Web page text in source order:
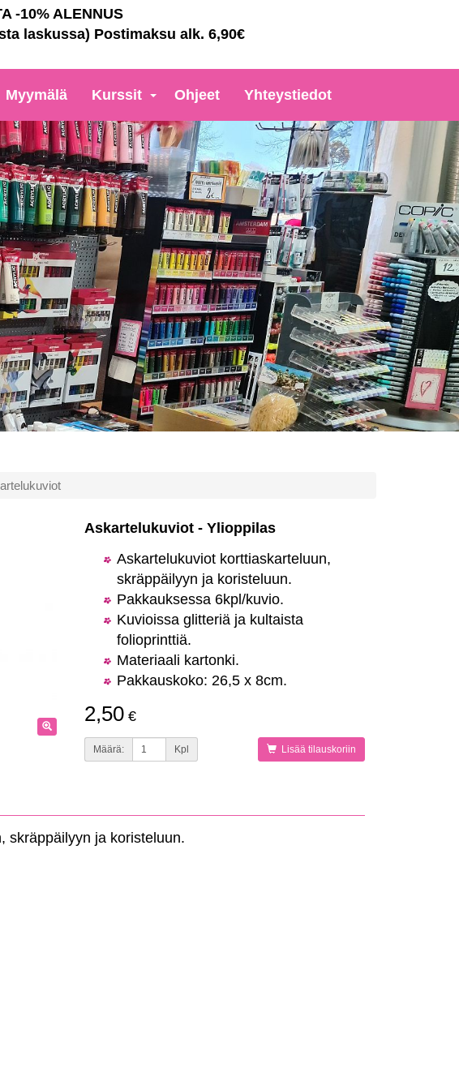
-10% ALENNUS
laskussa) Postimaksu alk. 6,90€
Myymälä Kurssit Ohjeet Yhteystiedot
Askartelukuviot - Ylioppilas
Askartelukuviot korttiaskarteluun,
skräppäilyyn ja koristeluun.
Pakkauksessa 6kpl/kuvio.
Kuvioissa glitteriä ja kultaista
folioprinttiä.
Materiaali kartonki.
Pakkauskoko: 26,5 x 8cm.
2,50 €
Määrä: Kpl Lisää tilauskoriin
skräppäilyyn ja koristeluun.